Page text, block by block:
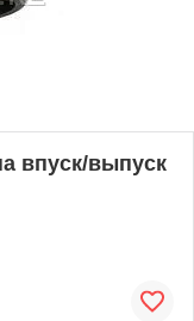
впуск/выпуск